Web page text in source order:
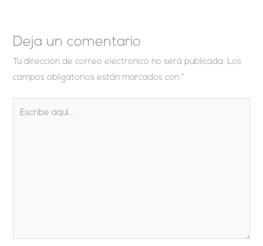
Deja un comentario
Tu dirección de correo electrónico no será publicada. Los
campos obligatorios están marcados con*